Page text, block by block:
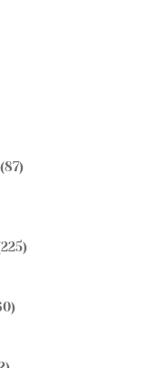
8787
225225
60